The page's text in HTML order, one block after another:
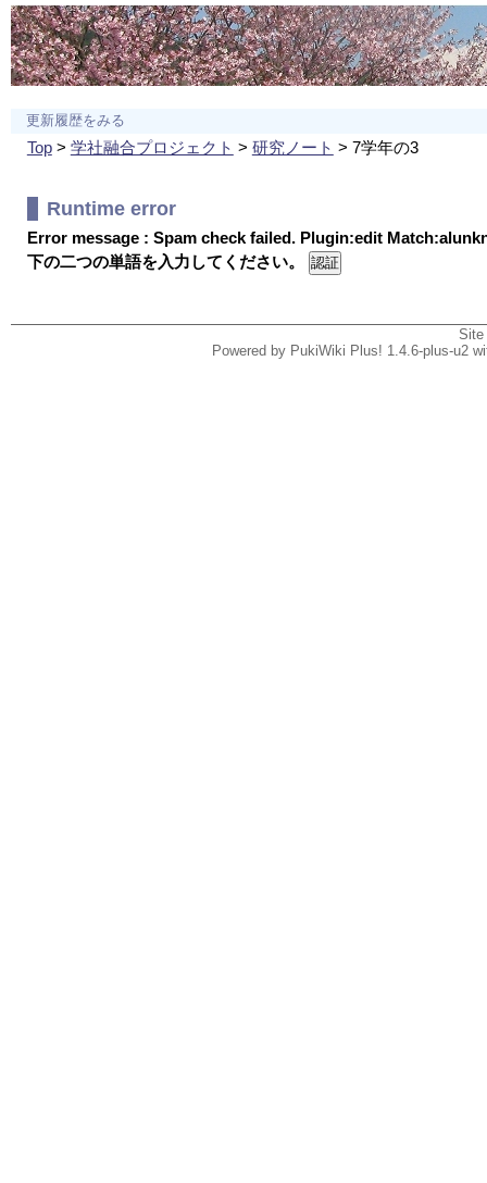
更新履歴をみる
Top> 学社融合プロジェクト > 研究ノート > 7学年の3
Runtime error
Error message : Spam check failed. Plugin:edit
下の二つの単語を入力してください。
Powered by PukiWiki Plus! 1.4.6-plus-u2